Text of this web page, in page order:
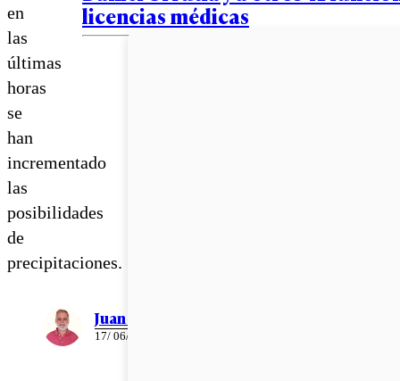
en
las
últimas
horas
se
han
incrementado
las
posibilidades
de
precipitaciones.
Juan Pablo Ernst
17/ 06/ 2026
licencias médicas